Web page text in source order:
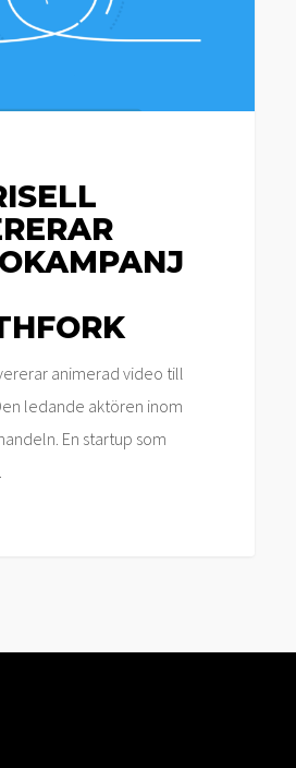
animerad video till
ledande aktören inom
En startup som